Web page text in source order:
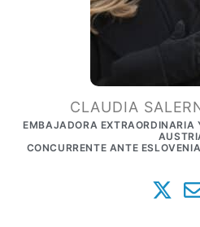
CLAUDIA
EMBAJADORA EXTRAORDINARIA
CONCURRENTE ANTE